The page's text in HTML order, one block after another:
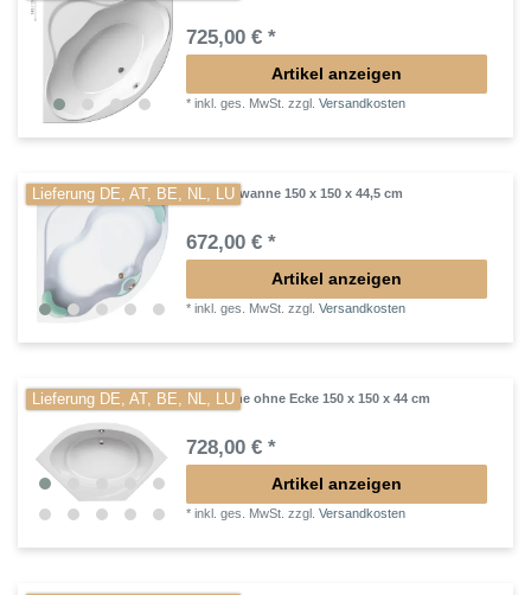
725,00 € *
Artikel anzeigen
*inkl. ges. MwSt. zzgl.Versandkosten
Lieferung DE, AT, BE, NL, LUEckbadewanne 150 x 150 x 44,5 cm
672,00 € *
Artikel anzeigen
*inkl. ges. MwSt. zzgl.Versandkosten
Lieferung DE, AT, BE, NL, LUEckwanne ohne Ecke 150 x 150 x 44 cm
728,00 € *
Artikel anzeigen
*inkl. ges. MwSt. zzgl.Versandkosten